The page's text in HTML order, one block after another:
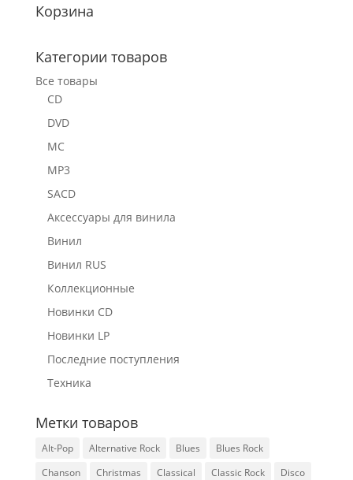
Корзина
Категории товаров
Все товары
CD
DVD
MC
MP3
SACD
Аксессуары для винила
Винил
Винил RUS
Коллекционные
Новинки CD
Новинки LP
Последние поступления
Техника
Метки товаров
Alt-Pop Alternative Rock Blues
Blues Rock
Chanson
Christmas Classical Classic Rock
Disco